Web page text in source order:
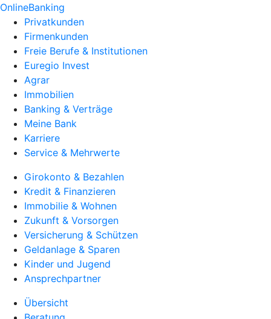
OnlineBanking
Privatkunden
Firmenkunden
Freie Berufe & Institutionen
Euregio Invest
Agrar
Immobilien
Banking & Verträge
Meine Bank
Karriere
Service & Mehrwerte
Girokonto & Bezahlen
Kredit & Finanzieren
Immobilie & Wohnen
Zukunft & Vorsorgen
Versicherung & Schützen
Geldanlage & Sparen
Kinder und Jugend
Ansprechpartner
Übersicht